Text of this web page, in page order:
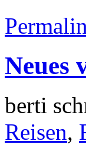
Neues
berti
Reisen,